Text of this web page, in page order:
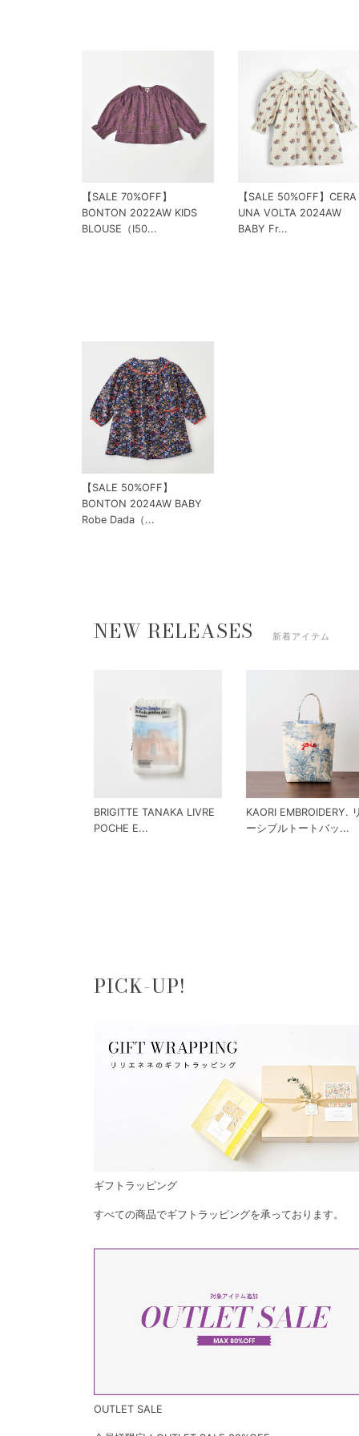
【SALE 70%OFF】
BONTON 2022AW KIDS
BLOUSE（I50...
【SALE 50%OFF】CERA
UNA VOLTA 2024AW
BABY Fr...
【SALE 50%OFF】
BONTON 2024AW BABY
Robe Dada（...
NEW RELEASES 新着アイテム
BRIGITTE TANAKA LIVRE
POCHE E...
KAORI EMBROIDERY.
ーシブルトートバッ...
PICK-UP!
ギフトラッピング
すべての商品でギフトラッピングを承っております。
OUTLET SALE